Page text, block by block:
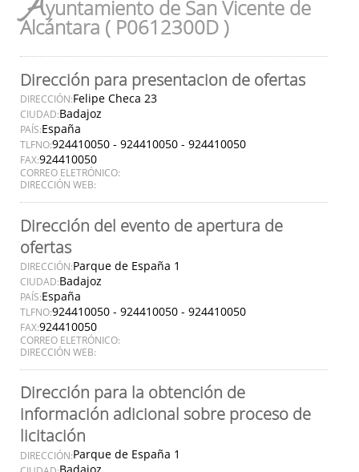
yuntamiento de San Vicente de
Alcántara ( P0612300D )
Dirección para presentacion de ofertas
DIRECCIÓN:Felipe Checa 23
CIUDAD:Badajoz
PAÍS:España
TLFNO:924410050 - 924410050 - 924410050
FAX:924410050
CORREO ELETRÓNICO:
DIRECCIÓN WEB:
Dirección del evento de apertura de
ofertas
DIRECCIÓN:Parque de España 1
CIUDAD:Badajoz
PAÍS:España
TLFNO:924410050 - 924410050 - 924410050
FAX:924410050
CORREO ELETRÓNICO:
DIRECCIÓN WEB:
Dirección para la obtención de
información adicional sobre proceso de
licitación
DIRECCIÓN:Parque de España 1